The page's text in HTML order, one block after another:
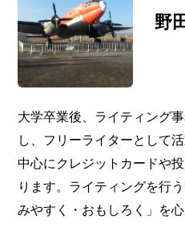
野
大学卒業後、ライティング
し、フリーライターとして
中心にクレジットカードや
ります。ライティングを行
みやすく・おもしろく」を心